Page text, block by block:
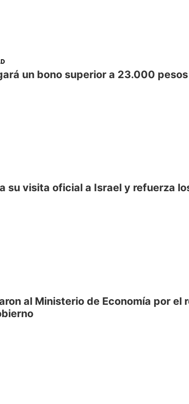
un bono superior a 23.000
su visita oficial a Israel y refuerza
al Ministerio de Economía por el